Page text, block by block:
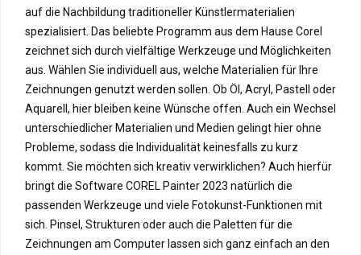
auf die Nachbildung traditioneller Künstlermaterialien
spezialisiert. Das beliebte Programm aus dem Hause Corel
zeichnet sich durch vielfältige Werkzeuge und Möglichkeiten
aus. Wählen Sie individuell aus, welche Materialien für Ihre
Zeichnungen genutzt werden sollen. Ob Öl, Acryl, Pastell oder
Aquarell, hier bleiben keine Wünsche offen. Auch ein Wechsel
unterschiedlicher Materialien und Medien gelingt hier ohne
Probleme, sodass die Individualität keinesfalls zu kurz
kommt. Sie möchten sich kreativ verwirklichen? Auch hierfür
bringt die Software COREL Painter 2023 natürlich die
passenden Werkzeuge und viele Fotokunst-Funktionen mit
sich. Pinsel, Strukturen oder auch die Paletten für die
Zeichnungen am Computer lassen sich ganz einfach an den